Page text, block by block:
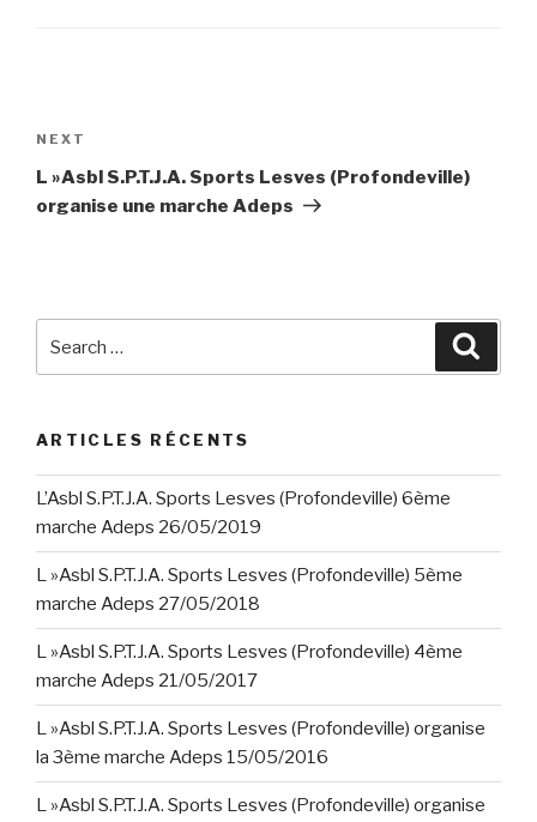
de
l’article
Next
Post
NEXT
L »Asbl S.P.T.J.A. Sports Lesves (Profondeville)
organise une marche Adeps
for:
ARTICLES RÉCENTS
L’Asbl S.P.T.J.A. Sports Lesves (Profondeville) 6ème
marche Adeps 26/05/2019
L »Asbl S.P.T.J.A. Sports Lesves (Profondeville) 5ème
marche Adeps 27/05/2018
L »Asbl S.P.T.J.A. Sports Lesves (Profondeville) 4ème
marche Adeps 21/05/2017
L »Asbl S.P.T.J.A. Sports Lesves (Profondeville) organise
la 3ème marche Adeps 15/05/2016
L »Asbl S.P.T.J.A. Sports Lesves (Profondeville) organise